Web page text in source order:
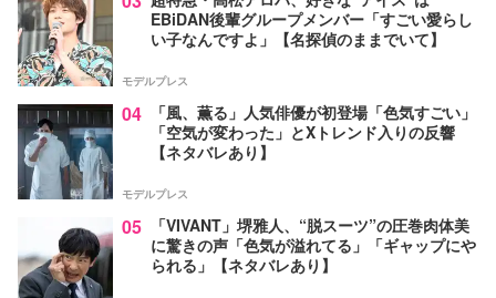
EBiDAN後輩グループメンバー「すごい愛らし
い子なんですよ」【名探偵のままでいて】
モデルプレス
04
「風、薫る」人気俳優が初登場「色気すごい」
「空気が変わった」とXトレンド入りの反響
【ネタバレあり】
モデルプレス
05
「VIVANT」堺雅人、“脱スーツ”の圧巻肉体美
に驚きの声「色気が溢れてる」「ギャップにや
られる」【ネタバレあり】